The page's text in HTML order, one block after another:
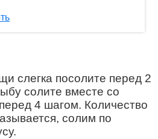
слегка посолите перед 2
солите вместе со
4 шагом. Количество
солим по